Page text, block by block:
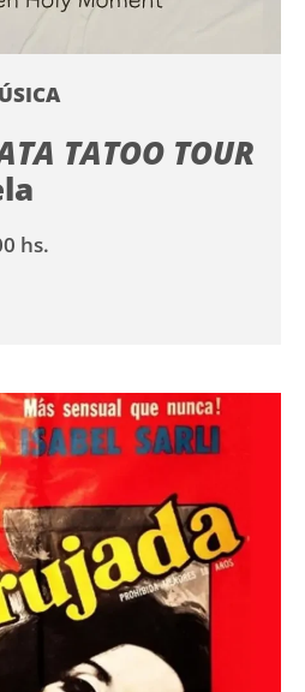
TATOO TOUR
hs.